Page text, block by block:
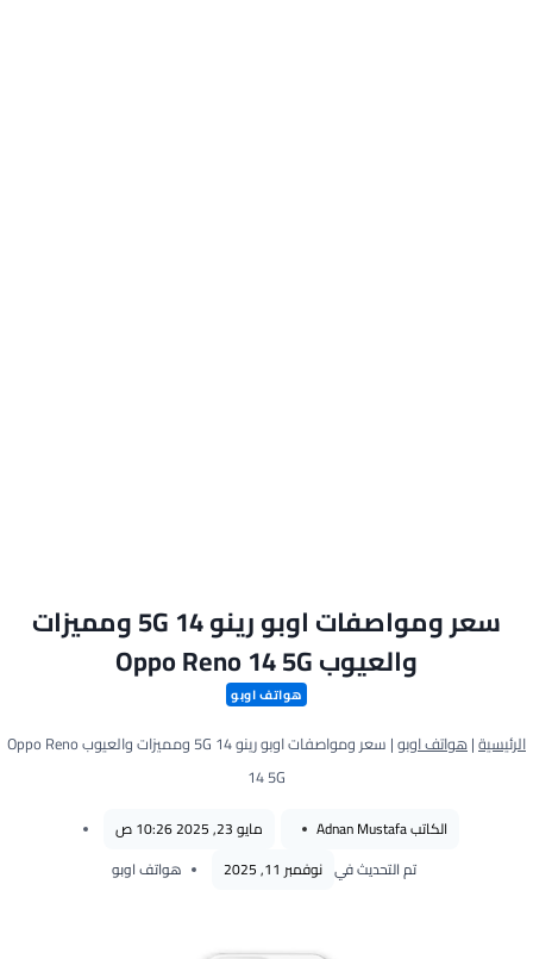
سعر ومواصفات اوبو رينو 14 5G ومميزات
والعيوب Oppo Reno 14 5G
هواتف اوبو
الرئيسية|هواتف اوبو|
سعر ومواصفات اوبو رينو 14 5G ومميزات والعيوب Oppo Reno
14 5G
الكاتبAdnan Mustafa
مايو 23, 2025 10:26 ص
تم التحديث في نوفمبر 11, 2025 هواتف اوبو